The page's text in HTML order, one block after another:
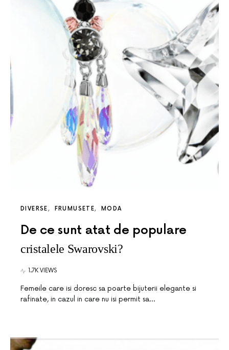
DIVERSE FRUMUSETE MODA
De ce sunt atat de populare
cristalele Swarovski?
1.7K VIEWS
Femeile care isi doresc sa poarte bijuterii elegante si
rafinate, in cazul in care nu isi permit sa…